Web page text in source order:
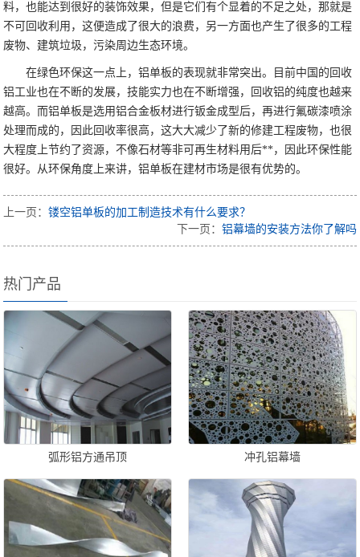
料，也能达到很好的装饰效果，但是它们有个显着的不足之处，那就是
不可回收利用，这便造成了很大的浪费，另一方面也产生了很多的工程
废物、建筑垃圾，污染周边生态环境。
在绿色环保这一点上，铝单板的表现就非常突出。目前中国的回收
铝工业也在不断的发展，技能实力也在不断增强，回收铝的纯度也越来
越高。而铝单板是选用铝合金板材进行钣金成型后，再进行氟碳漆喷涂
处理而成的，因此回收率很高，这大大减少了新的修建工程废物，也很
大程度上节约了资源，不像石材等非可再生材料用后**，因此环保性能
很好。从环保角度上来讲，铝单板在建材市场是很有优势的。
上一页：镂空铝单板的加工制造技术有什么要求？
下一页： 铝幕墙的安装方法你了解吗
热门产品
弧形铝方通吊顶 冲孔铝幕墙